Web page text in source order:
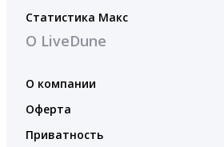
Статистика Макс
О LiveDune
О компании
Оферта
Приватность